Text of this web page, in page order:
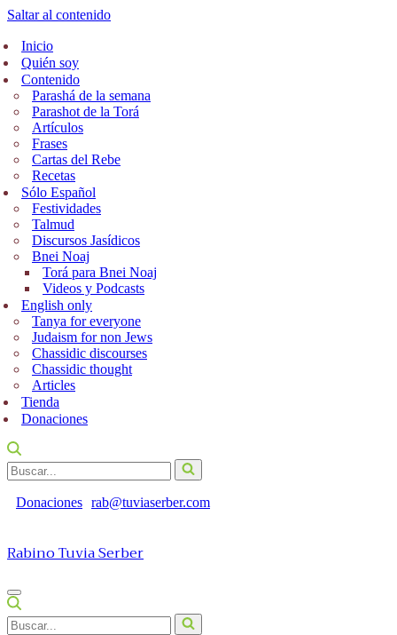
Saltar al contenido
Inicio
Quién soy
Contenido
Parashá de la semana
Parashot de la Torá
Artículos
Frases
Cartas del Rebe
Recetas
Sólo Español
Festividades
Talmud
Discursos Jasídicos
Bnei Noaj
Torá para Bnei Noaj
Videos y Podcasts
English only
Tanya for everyone
Judaism for non Jews
Chassidic discourses
Chassidic thought
Articles
Tienda
Donaciones
Buscar...
Donaciones rab@tuviaserber.com
Rabino Tuvia Serber
Menú
de
navegación
Buscar...